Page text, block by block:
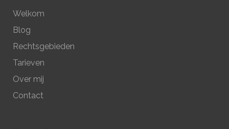
Welkom
Blog
Rechtsgebieden
Tarieven
Over mij
Contact